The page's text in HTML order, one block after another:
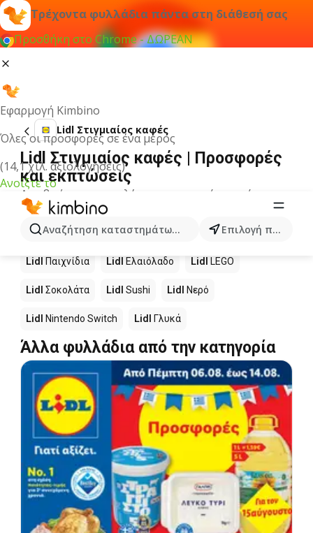
Τρέχοντα φυλλάδια πάντα στη διάθεσή σας
Προσθήκη στο Chrome - ΔΩΡΕΑΝ
Εφαρμογή Kimbino
Όλες οι προσφορές σε ένα μέρος
(14,1 χιλ. αξιολογήσεις)
Ανοίξτε το
Αναζήτηση καταστημάτων, κατηγοριών, προϊόντων...
Επιλογή πόλης
Lidl Στιγμιαίος καφές
Lidl Στιγμιαίος καφές | Προσφορές
και εκπτώσεις
Δεν βρήκαμε αποτελέσματα για αυτόν τον όρο.
Άλλα προϊόντα στα καταστήματα
Lidl
Lidl Παιχνίδια Lidl Ελαιόλαδο Lidl LEGO
Lidl Σοκολάτα Lidl Sushi Lidl Νερό
Lidl Nintendo Switch Lidl Γλυκά
Άλλα φυλλάδια από την κατηγορία